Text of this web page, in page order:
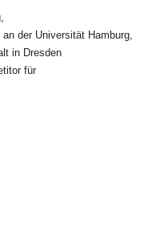
der Universität Hamburg,
in Dresden
für